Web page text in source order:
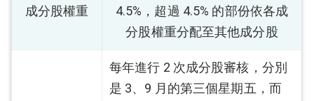
成分股權重
4.5%，超過 4.5% 的部份依各成
分股權重分配至其他成分股
每年進行 2 次成分股審核，分別
是 3、9 月的第三個星期五，而